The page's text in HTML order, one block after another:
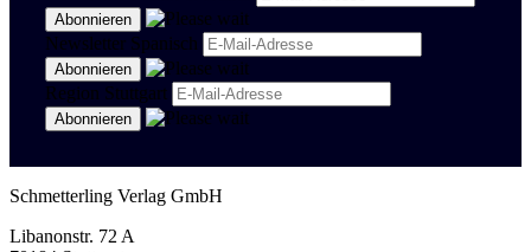
Newsletter Spanisch
Region Stuttgart
Schmetterling Verlag GmbH
Libanonstr. 72 A